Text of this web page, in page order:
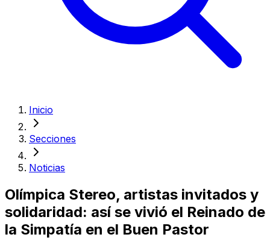
Inicio
Secciones
Noticias
Olímpica Stereo, artistas invitados y
solidaridad: así se vivió el Reinado de
la Simpatía en el Buen Pastor